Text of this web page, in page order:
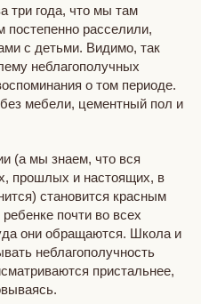
три года, что мы там
постепенно расселили,
с детьми. Видимо, так
неблагополучных
о том периоде.
мебели, цементный пол и
(а мы знаем, что вся
прошлых и настоящих, в
становится красным
почти во всех
они обращаются. Школа и
неблагополучность
пристальнее,